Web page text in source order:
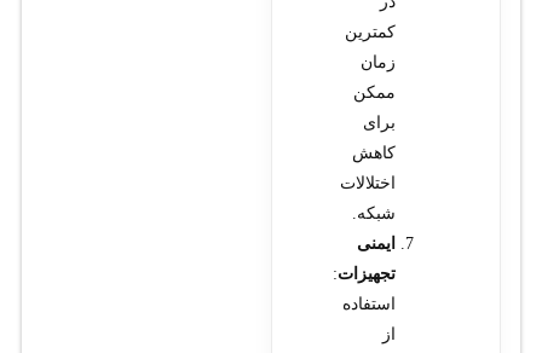
کمترین
زمان
ممکن
برای
کاهش
اختلالات
شبکه.
ایمنی
تجهیزات:
استفاده
از